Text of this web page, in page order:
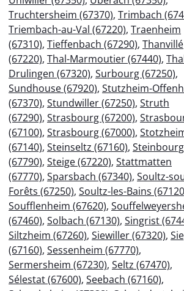
Truchtersheim (67370), Trimbach
Triembach-au-Val (67220), Traenheim
(67310), Tieffenbach (67290), Thanvillé
(67220), Thal-Marmoutier (67440),
Drulingen (67320), Surbourg (67250),
Sundhouse (67920), Stutzheim-
(67370), Stundwiller (67250), Struth
(67290), Strasbourg (67200),
(67100), Strasbourg (67000),
(67140), Steinseltz (67160), Steinbourg
(67790), Steige (67220), Stattmatten
(67770), Sparsbach (67340), Soultz-
Forêts (67250), Soultz-les-Bains
Soufflenheim (67620),
(67460), Solbach (67130), Singrist
Siltzheim (67260), Siewiller (67320),
(67160), Sessenheim (67770),
Sermersheim (67230), Seltz (67470),
Sélestat (67600), Seebach (67160),